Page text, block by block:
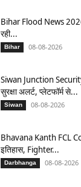
Bihar Flood News
रही...
Bihar 08-08-2026
Siwan Junction
सुरक्षा अलर्ट, प्लेटफॉर्म से...
Siwan 08-08-2026
Bhavana Kanth FCL
इतिहास, Fighter...
Darbhanga 08-08-2026